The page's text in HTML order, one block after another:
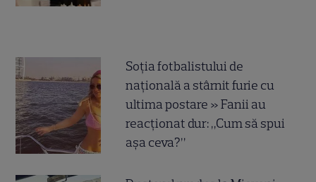
Soția fotbalistului de
națională a stârnit furie cu
ultima postare » Fanii au
reacționat dur: „Cum să spui
așa ceva?”